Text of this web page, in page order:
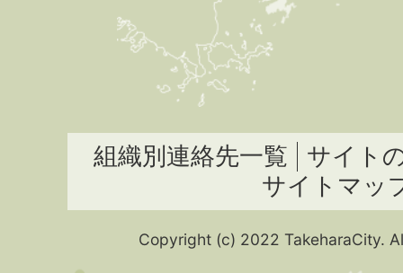
組織別連絡先一覧
サイト
サイトマッ
Copyright (c) 2022 TakeharaCity.